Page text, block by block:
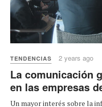
TENDENCIAS 2 years ago
La comunicación
en las empresas
Un mayor interés sobre la